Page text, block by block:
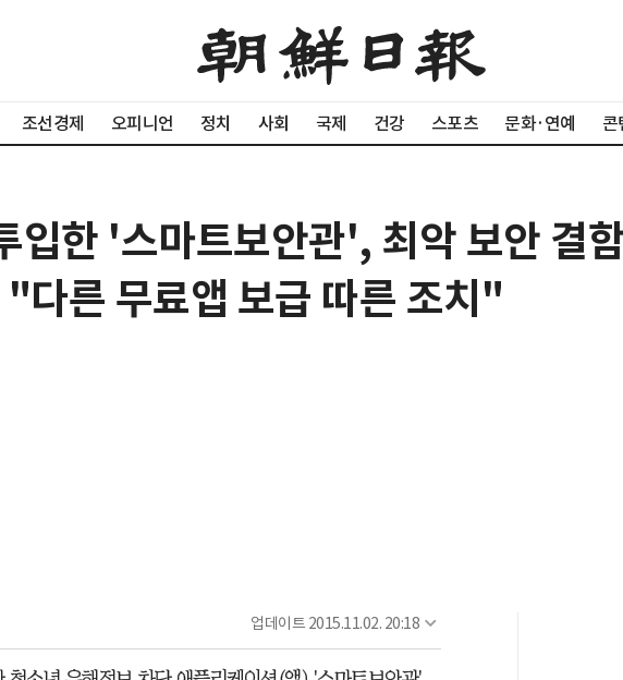
조선경제 오피니언 정치 사회 국제 건강 스포츠 문화·연예 콘
입한 '스마트보안관', 최악 보안 결
다른 무료앱 보급 따른 조치"
업데이트 2015.11.02. 20:18